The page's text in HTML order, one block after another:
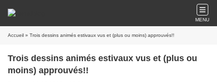
MENU
Accueil » Trois dessins animés estivaux vus et (plus ou moins) approuvés!!
Trois dessins animés estivaux vus et (plus ou
moins) approuvés!!